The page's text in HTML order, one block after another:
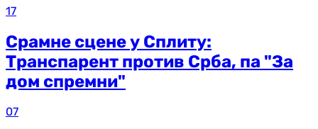
17
Срамне сцене у Сплиту:
Транспарент против Срба, па "За
дом спремни"
07